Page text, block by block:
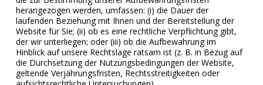
herangezogen werden, umfassen: (i) die Dauer der
laufenden Beziehung mit Ihnen und der Bereitstellung der
Website für Sie; (ii) ob es eine rechtliche Verpflichtung gibt,
der wir unterliegen; oder (iii) ob die Aufbewahrung im
Hinblick auf unsere Rechtslage ratsam ist (z. B. in Bezug auf
die Durchsetzung der Nutzungsbedingungen der Website,
geltende Verjährungsfristen, Rechtsstreitigkeiten oder